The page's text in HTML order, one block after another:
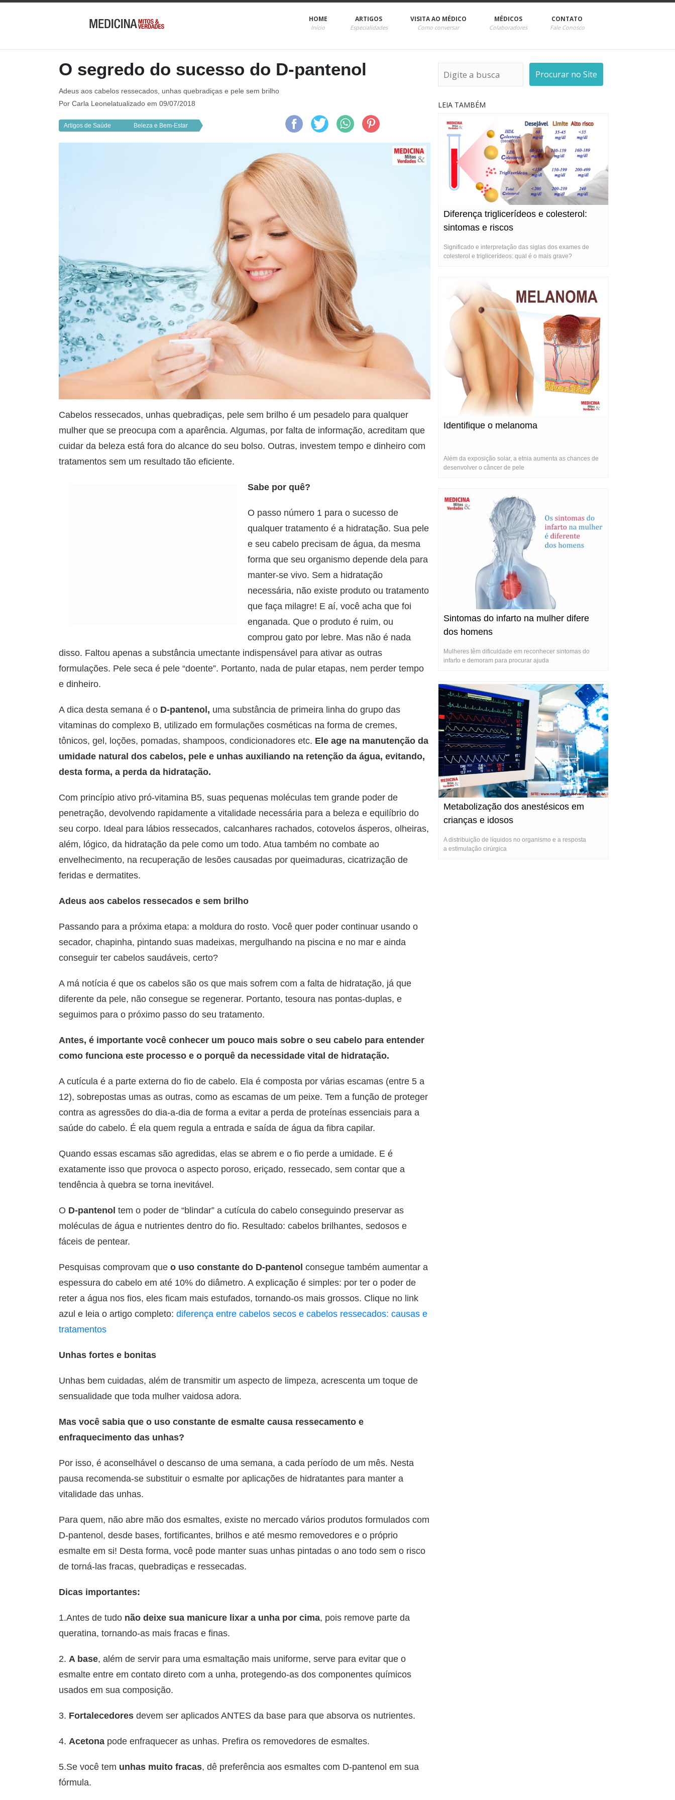
HOME
Início
ARTIGOS
Especialidades
VISITA AO MÉDICO
Como conversar
MÉDICOS
Colaboradores
CONTATO
Fale Conosco
O segredo do sucesso do D-pantenol
Adeus aos cabelos ressecados, unhas quebradiças e pele sem brilho
Por Carla Leonelatualizado em 09/07/2018
Artigos de Saúde Beleza e Bem-Estar
Cabelos ressecados, unhas quebradiças, pele sem brilho é um pesadelo para qualquer
mulher que se preocupa com a aparência. Algumas, por falta de informação, acreditam que
cuidar da beleza está fora do alcance do seu bolso. Outras, investem tempo e dinheiro com
tratamentos sem um resultado tão eficiente.
Sabe por quê?
O passo número 1 para o sucesso de
qualquer tratamento é a hidratação. Sua pele
e seu cabelo precisam de água, da mesma
forma que seu organismo depende dela para
manter-se vivo. Sem a hidratação
necessária, não existe produto ou tratamento
que faça milagre! E aí, você acha que foi
enganada. Que o produto é ruim, ou
comprou gato por lebre. Mas não é nada
disso. Faltou apenas a substância umectante indispensável para ativar as outras
formulações. Pele seca é pele “doente”. Portanto, nada de pular etapas, nem perder tempo
e dinheiro.
A dica desta semana é o D-pantenol, uma substância de primeira linha do grupo das
vitaminas do complexo B, utilizado em formulações cosméticas na forma de cremes,
tônicos, gel, loções, pomadas, shampoos, condicionadores etc. Ele age na manutenção da
umidade natural dos cabelos, pele e unhas auxiliando na retenção da água, evitando,
desta forma, a perda da hidratação.
Com princípio ativo pró-vitamina B5, suas pequenas moléculas tem grande poder de
penetração, devolvendo rapidamente a vitalidade necessária para a beleza e equilíbrio do
seu corpo. Ideal para lábios ressecados, calcanhares rachados, cotovelos ásperos, olheiras,
além, lógico, da hidratação da pele como um todo. Atua também no combate ao
envelhecimento, na recuperação de lesões causadas por queimaduras, cicatrização de
feridas e dermatites.
Adeus aos cabelos ressecados e sem brilho
Passando para a próxima etapa: a moldura do rosto. Você quer poder continuar usando o
secador, chapinha, pintando suas madeixas, mergulhando na piscina e no mar e ainda
conseguir ter cabelos saudáveis, certo?
A má notícia é que os cabelos são os que mais sofrem com a falta de hidratação, já que
diferente da pele, não consegue se regenerar. Portanto, tesoura nas pontas-duplas, e
seguimos para o próximo passo do seu tratamento.
Antes, é importante você conhecer um pouco mais sobre o seu cabelo para entender
como funciona este processo e o porquê da necessidade vital de hidratação.
A cutícula é a parte externa do fio de cabelo. Ela é composta por várias escamas (entre 5 a
12), sobrepostas umas as outras, como as escamas de um peixe. Tem a função de proteger
contra as agressões do dia-a-dia de forma a evitar a perda de proteínas essenciais para a
saúde do cabelo. É ela quem regula a entrada e saída de água da fibra capilar.
Quando essas escamas são agredidas, elas se abrem e o fio perde a umidade. E é
exatamente isso que provoca o aspecto poroso, eriçado, ressecado, sem contar que a
tendência à quebra se torna inevitável.
O D-pantenol tem o poder de “blindar” a cutícula do cabelo conseguindo preservar as
moléculas de água e nutrientes dentro do fio. Resultado: cabelos brilhantes, sedosos e
fáceis de pentear.
Pesquisas comprovam que o uso constante do D-pantenol consegue também aumentar a
espessura do cabelo em até 10% do diâmetro. A explicação é simples: por ter o poder de
reter a água nos fios, eles ficam mais estufados, tornando-os mais grossos. Clique no link
azul e leia o artigo completo: diferença entre cabelos secos e cabelos ressecados: causas e
tratamentos
Unhas fortes e bonitas
Unhas bem cuidadas, além de transmitir um aspecto de limpeza, acrescenta um toque de
sensualidade que toda mulher vaidosa adora.
Mas você sabia que o uso constante de esmalte causa ressecamento e
enfraquecimento das unhas?
Por isso, é aconselhável o descanso de uma semana, a cada período de um mês. Nesta
pausa recomenda-se substituir o esmalte por aplicações de hidratantes para manter a
vitalidade das unhas.
Para quem, não abre mão dos esmaltes, existe no mercado vários produtos formulados com
D-pantenol, desde bases, fortificantes, brilhos e até mesmo removedores e o próprio
esmalte em si! Desta forma, você pode manter suas unhas pintadas o ano todo sem o risco
de torná-las fracas, quebradiças e ressecadas.
Dicas importantes:
1.Antes de tudo não deixe sua manicure lixar a unha por cima, pois remove parte da
queratina, tornando-as mais fracas e finas.
2. A base, além de servir para uma esmaltação mais uniforme, serve para evitar que o
esmalte entre em contato direto com a unha, protegendo-as dos componentes químicos
usados em sua composição.
3. Fortalecedores devem ser aplicados ANTES da base para que absorva os nutrientes.
4. Acetona pode enfraquecer as unhas. Prefira os removedores de esmaltes.
5.Se você tem unhas muito fracas, dê preferência aos esmaltes com D-pantenol em sua
fórmula.
Procurar no Site
LEIA TAMBÉM
Diferença triglicerídeos e colesterol:
sintomas e riscos
Significado e interpretação das siglas dos exames de
colesterol e triglicerídeos: qual é o mais grave?
Identifique o melanoma
Além da exposição solar, a etnia aumenta as chances de
desenvolver o câncer de pele
Sintomas do infarto na mulher difere
dos homens
Mulheres têm dificuldade em reconhecer sintomas do
infarto e demoram para procurar ajuda
Metabolização dos anestésicos em
crianças e idosos
A distribuição de líquidos no organismo e a resposta
a estimulação cirúrgica